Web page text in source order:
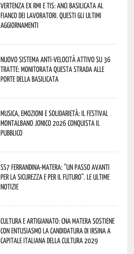
Vertenza ex RMI e TIS: ANCI Basilicata al
fianco dei lavoratori. Questi gli ultimi
aggiornamenti
Nuovo sistema anti-velocità attivo su 36
tratte: monitorata questa strada alle
porte della Basilicata
Musica, emozioni e solidarietà: il Festival
Montalbano Jonico 2026 conquista il
pubblico
SS7 Ferrandina-Matera: “Un passo avanti
per la sicurezza e per il futuro”. Le ultime
notizie
Cultura e Artigianato: CNA Matera sostiene
con entusiasmo la candidatura di Irsina a
Capitale Italiana della Cultura 2029